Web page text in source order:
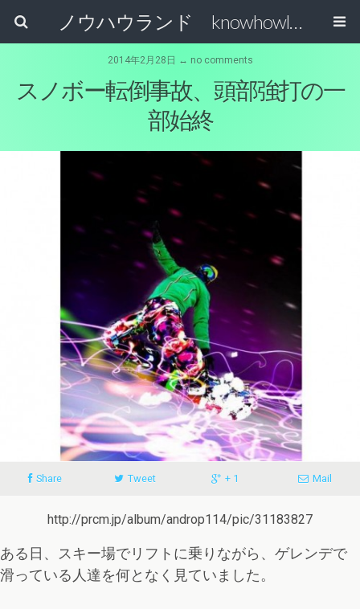
ノウハウランド knowhowland
2014年2月28日 ↔ no comments
スノボー転倒事故、頭部強打の一
部始終
Share Tweet + 1 Mail
http://prcm.jp/album/androp114/pic/31183827
ある日、スキー場でリフトに乗りながら、ゲレンデで
滑っている人達を何となく見ていました。